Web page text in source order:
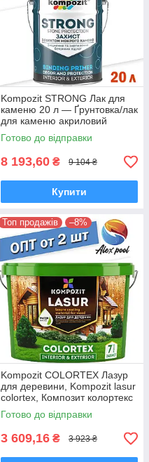
Kompozit STRONG Лак для
каменю 20 л — Ґрунтовка/лак
для каменю акриловий
Готово до відправки
8 193,60 ₴ 9 104 ₴
Купити
Топ продажів –8%
Kompozit COLORTEX Лазур
для деревини, Kompozit lasur
colortex, Композит колортекс
Готово до відправки
3 609,16 ₴ 3 923 ₴